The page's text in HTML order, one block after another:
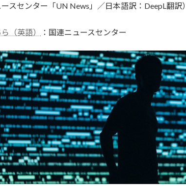
ースセンター「UN News」／日本語訳：DeepL翻訳）
（英語） ：国連ニュースセンター